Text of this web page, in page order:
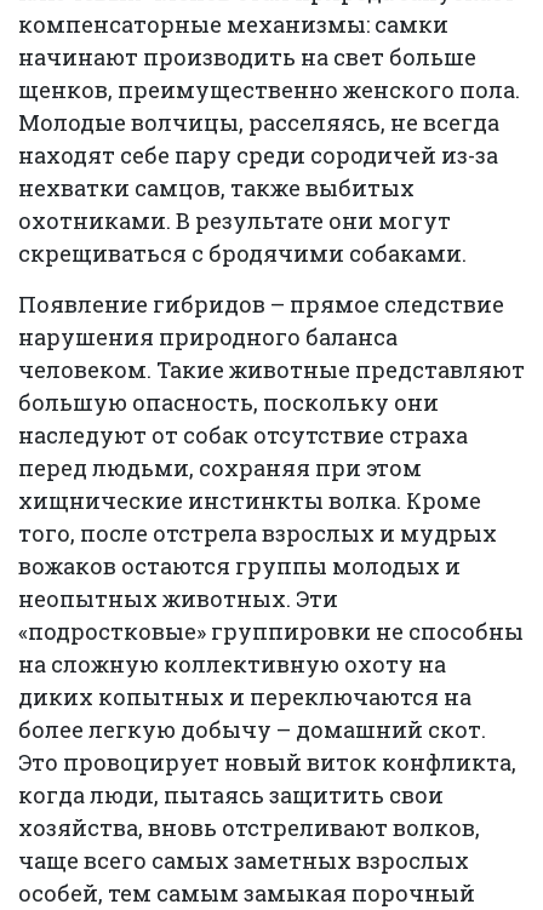
компенсаторные механизмы: самки
начинают производить на свет больше
щенков, преимущественно женского пола.
Молодые волчицы, расселяясь, не всегда
находят себе пару среди сородичей из-за
нехватки самцов, также выбитых
охотниками. В результате они могут
скрещиваться с бродячими собаками.
Появление гибридов – прямое следствие
нарушения природного баланса
человеком. Такие животные представляют
большую опасность, поскольку они
наследуют от собак отсутствие страха
перед людьми, сохраняя при этом
хищнические инстинкты волка. Кроме
того, после отстрела взрослых и мудрых
вожаков остаются группы молодых и
неопытных животных. Эти
«подростковые» группировки не способны
на сложную коллективную охоту на
диких копытных и переключаются на
более легкую добычу – домашний скот.
Это провоцирует новый виток конфликта,
когда люди, пытаясь защитить свои
хозяйства, вновь отстреливают волков,
чаще всего самых заметных взрослых
особей, тем самым замыкая порочный